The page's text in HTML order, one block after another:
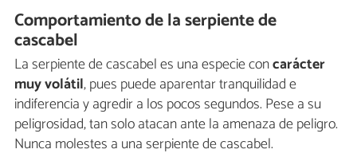
Comportamiento de la serpiente de
cascabel
La serpiente de cascabel es una especie concarácter
muy volátil, pues puede aparentar tranquilidad e
indiferencia y agredir a los pocos segundos. Pese a su
peligrosidad, tan solo atacan ante la amenaza de peligro.
Nunca molestes a una serpiente de cascabel.